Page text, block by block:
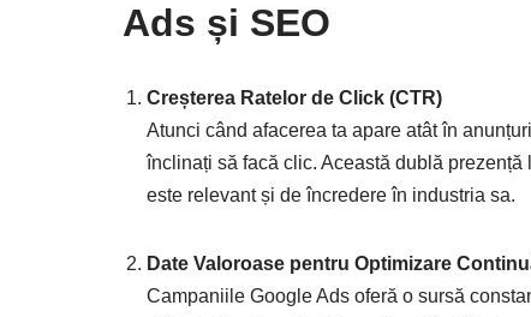
Ads și SEO
Creșterea Ratelor de Click (CTR)
Atunci când afacerea ta apare atât în
înclinați să facă clic. Această dublă
este relevant și de încredere în industria sa.
Date Valoroase pentru Optimizare
Campaniile Google Ads oferă o sursă